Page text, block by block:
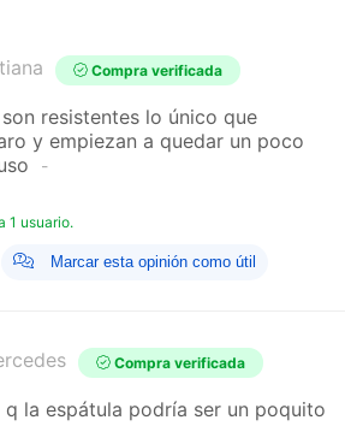
Compra verificada
resistentes lo único que
y empiezan a quedar un poco
1 usuario.
Marcar esta opinión como útil
Compra verificada
q la espátula podría ser un poquito